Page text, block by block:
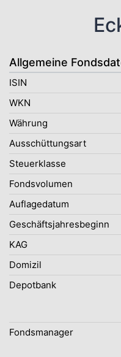
Allgemeine
ISIN
WKN
Währung
Ausschüttungsart
Steuerklasse
Fondsvolumen
Auflagedatum
Geschäftsjahresbeginn
KAG
Domizil
Depotbank
Fondsmanager